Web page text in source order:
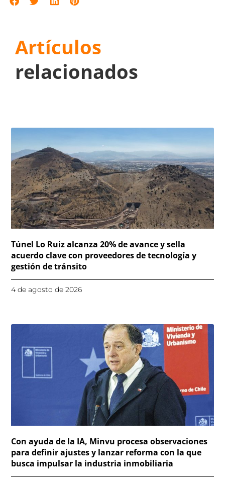
Artículos
relacionados
Túnel Lo Ruiz alcanza 20% de avance y sella
acuerdo clave con proveedores de tecnología y
gestión de tránsito
4 de agosto de 2026
Con ayuda de la IA, Minvu procesa observaciones
para definir ajustes y lanzar reforma con la que
busca impulsar la industria inmobiliaria